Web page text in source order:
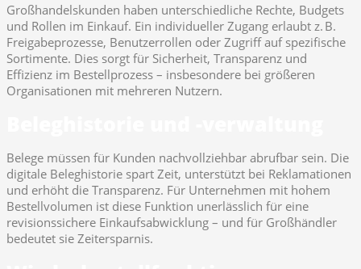
Großhandelskunden haben unterschiedliche Rechte, Budgets
und Rollen im Einkauf. Ein individueller Zugang erlaubt z. B.
Freigabeprozesse, Benutzerrollen oder Zugriff auf spezifische
Sortimente. Dies sorgt für Sicherheit, Transparenz und
Effizienz im Bestellprozess – insbesondere bei größeren
Organisationen mit mehreren Nutzern.
Belege müssen für Kunden nachvollziehbar abrufbar sein. Die
digitale Beleghistorie spart Zeit, unterstützt bei Reklamationen
und erhöht die Transparenz. Für Unternehmen mit hohem
Bestellvolumen ist diese Funktion unerlässlich für eine
revisionssichere Einkaufsabwicklung – und für Großhändler
bedeutet sie Zeitersparnis.